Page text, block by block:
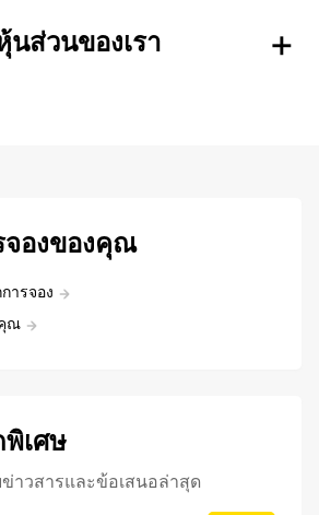
ส่วนของเรา
จองของคุณ
ารจอง
ณ
พิเศษ
ข่าวสารและข้อเสนอล่าสุด